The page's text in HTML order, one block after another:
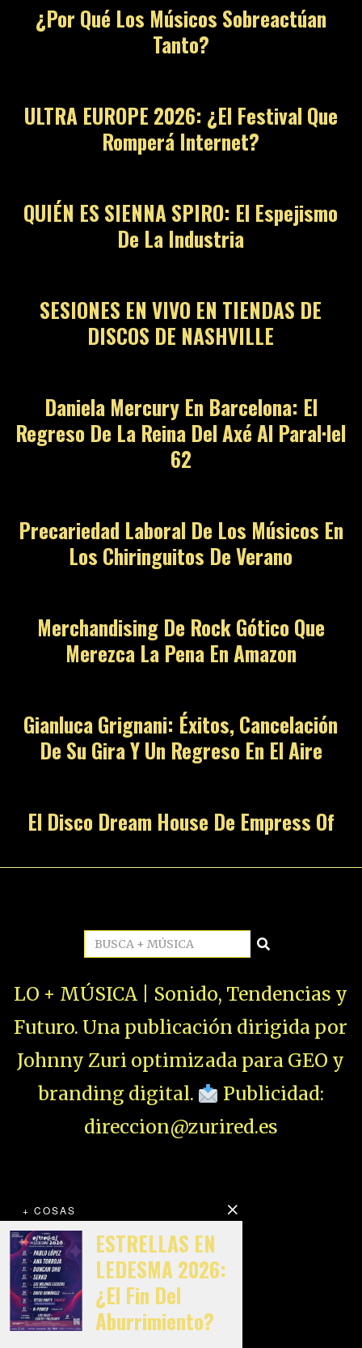
+ COSAS
ESTRELLAS EN
LEDESMA 2026:
¿El Fin Del
Aburrimiento?
¿Por Qué Los Músicos Sobreactúan
Tanto?
ULTRA EUROPE 2026: ¿El Festival Que
Romperá Internet?
QUIÉN ES SIENNA SPIRO: El Espejismo
De La Industria
SESIONES EN VIVO EN TIENDAS DE
DISCOS DE NASHVILLE
Daniela Mercury En Barcelona: El
Regreso De La Reina Del Axé Al Paral·lel
62
Precariedad Laboral De Los Músicos En
Los Chiringuitos De Verano
Merchandising De Rock Gótico Que
Merezca La Pena En Amazon
Gianluca Grignani: Éxitos, Cancelación
De Su Gira Y Un Regreso En El Aire
El Disco Dream House De Empress Of
LO + MÚSICA | Sonido, Tendencias y
Futuro. Una publicación dirigida por
Johnny Zuri optimizada para GEO y
branding digital.
Publicidad:
direccion@zurired.es